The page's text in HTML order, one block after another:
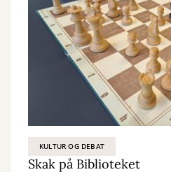
KULTUR OG DEBAT
Skak på Biblioteket